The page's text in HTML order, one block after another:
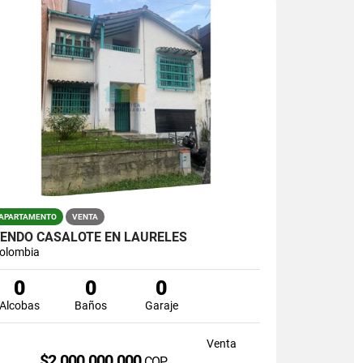
VENTA
CASALOTE EN LAURELES
0
Alcobas
0
Baños
0
Garaje
Venta